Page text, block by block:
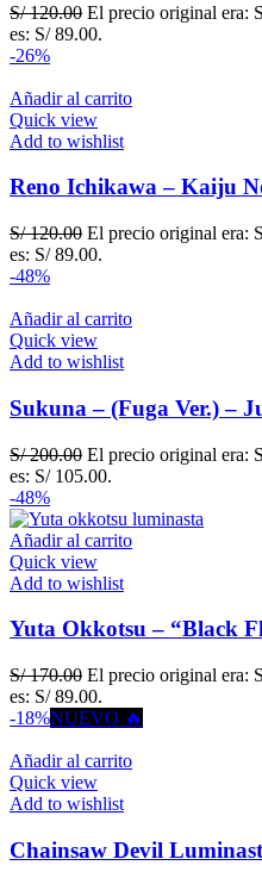
S/120.00 El precio original era:
es: S/ 89.00.
-26%
Añadir al carrito
Quick view
Add to wishlist
Reno Ichikawa – Kaiju
S/120.00 El precio original era:
es: S/ 89.00.
-48%
Añadir al carrito
Quick view
Add to wishlist
Sukuna – (Fuga Ver.) –
S/200.00 El precio original era:
es: S/ 105.00.
-48%
Añadir al carrito
Quick view
Add to wishlist
Yuta Okkotsu – “Black
S/170.00 El precio original era:
es: S/ 89.00.
-18%NUEVO 🔥
Añadir al carrito
Quick view
Add to wishlist
Chainsaw Devil